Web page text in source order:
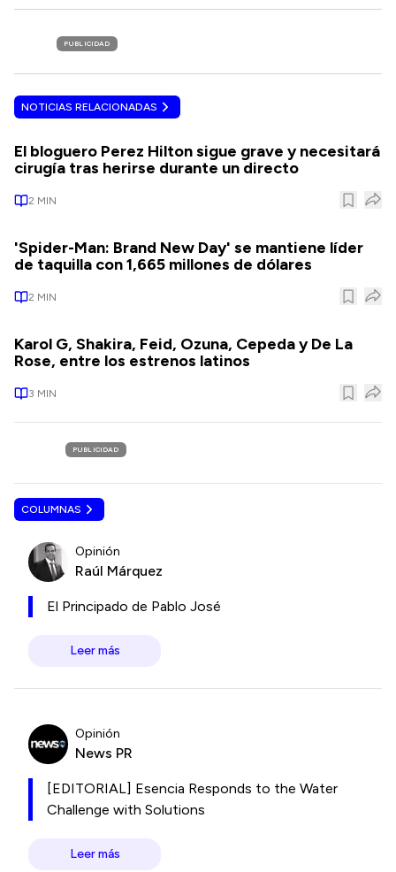
PUBLICIDAD
NOTICIAS RELACIONADAS
El bloguero Perez Hilton sigue grave y necesitará
cirugía tras herirse durante un directo
2 MIN
'Spider-Man: Brand New Day' se mantiene líder
de taquilla con 1,665 millones de dólares
2 MIN
Karol G, Shakira, Feid, Ozuna, Cepeda y De La
Rose, entre los estrenos latinos
3 MIN
PUBLICIDAD
COLUMNAS
Opinión
Raúl Márquez
El Principado de Pablo José
Leer más
Opinión
News PR
[EDITORIAL] Esencia Responds to the Water
Challenge with Solutions
Leer más